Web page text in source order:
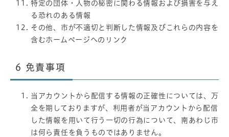
特定の団体・人物の秘密に関わる情報および損害を与え
る恐れのある情報
その他、市が不適切と判断した情報及びこれらの内容を
含むホームページへのリンク
6 免責事項
当アカウントから配信する情報の正確性については、万
全を期しておりますが、利用者が当アカウントから配信
した情報を用いて行う一切の行為について、南あわじ市
は何ら責任を負うものではありません。